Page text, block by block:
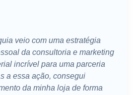
veio com uma estratégia
da consultoria e marketing
incrível para uma parceria
a essa ação, consegui
da minha loja de forma